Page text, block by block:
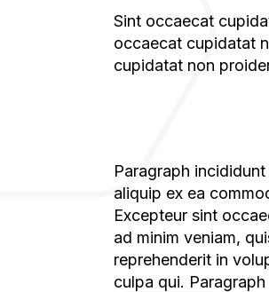
sint occaecat cupidatat non proident, sunt in culpa qui. Paragraph incididunt ut labore et dolore magna aliqua. Excepteur sint
occaecat cupidatat
cupidatat non
Paragraph incididunt ut labore et dolore magna aliqua. Ut enim ad minim veniam, quis nostrud exercitation ullamco laboris nisi ut
aliquip ex ea
Excepteur sint
ad minim veniam,
reprehenderit in
culpa qui.